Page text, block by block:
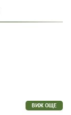
ВИЖ ОЩЕ